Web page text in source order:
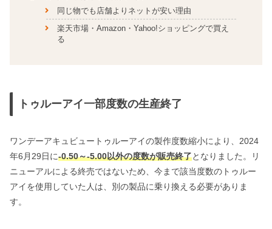
同じ物でも店舗よりネットが安い理由
楽天市場・Amazon・Yahoo!ショッピングで買え
る
トゥルーアイ一部度数の生産終了
ワンデーアキュビュートゥルーアイの製作度数縮小により、2024
年6月29日に-0.50～-5.00以外の度数が販売終了となりました。リ
ニューアルによる終売ではないため、今まで該当度数のトゥルー
アイを使用していた人は、別の製品に乗り換える必要がありま
す。